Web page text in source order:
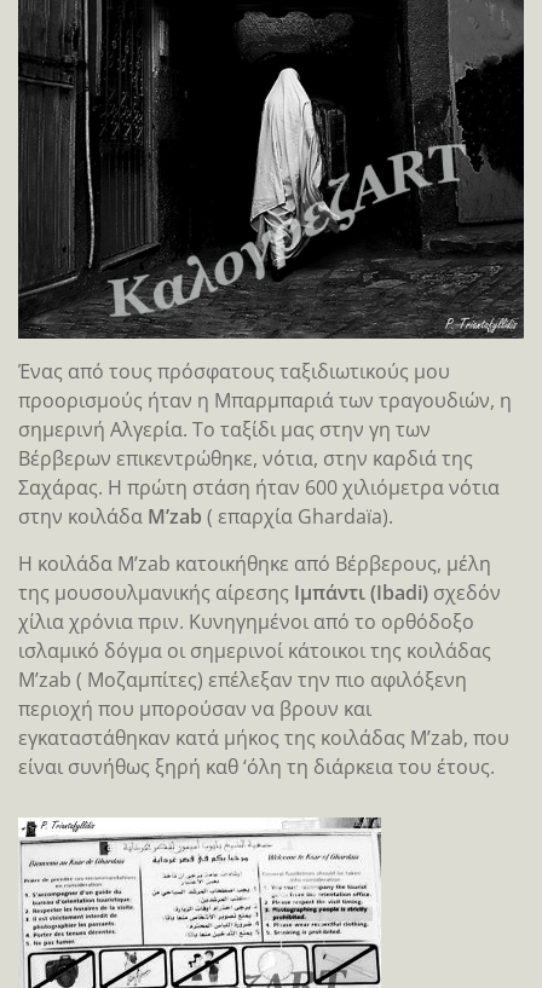
Ένας από τους πρόσφατους ταξιδιωτικούς μου
προορισμούς ήταν η Μπαρμπαριά των τραγουδιών, η
σημερινή Αλγερία. Το ταξίδι μας στην γη των
Βέρβερων επικεντρώθηκε, νότια, στην καρδιά της
Σαχάρας. Η πρώτη στάση ήταν 600 χιλιόμετρα νότια
στην κοιλάδα M’zab ( επαρχία Ghardaïa).
Η κοιλάδα M’zab κατοικήθηκε από Βέρβερους, μέλη
της μουσουλμανικής αίρεσης Ιμπάντι (Ibadi) σχεδόν
χίλια χρόνια πριν. Κυνηγημένοι από το ορθόδοξο
ισλαμικό δόγμα οι σημερινοί κάτοικοι της κοιλάδας
M’zab ( Μοζαμπίτες) επέλεξαν την πιο αφιλόξενη
περιοχή που μπορούσαν να βρουν και
εγκαταστάθηκαν κατά μήκος της κοιλάδας M’zab, που
είναι συνήθως ξηρή καθ ‘όλη τη διάρκεια του έτους.